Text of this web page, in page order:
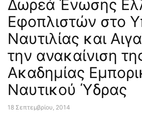
Δωρεά Ένωσης
Εφοπλιστών στο
Ναυτιλίας και
την ανακαίνιση
Ακαδημίας
Ναυτικού Ύδρας
18 Σεπτεμβρίου, 2014